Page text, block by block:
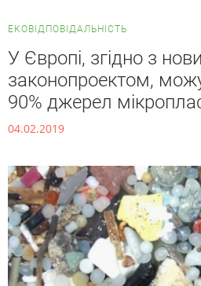
ЕКОВІДПОВІДАЛЬНІСТЬ
У Європі, згідно з
законопроектом,
90% джерел
04.02.2019